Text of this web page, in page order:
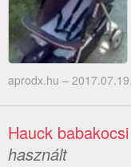
aprodx.hu – 2017.07.19.
Hauck
használt